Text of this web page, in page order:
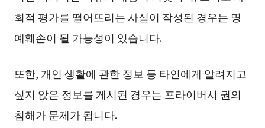
회적 평가를 떨어뜨리는 사실이 작성된 경우는 명
예훼손이 될 가능성이 있습니다.
또한, 개인 생활에 관한 정보 등 타인에게 알려지고
싶지 않은 정보를 게시된 경우는 프라이버시 권의
침해가 문제가 됩니다.